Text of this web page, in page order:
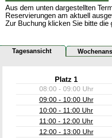
Aus dem unten dargestellten
Reservierungen am aktuell
Zur Buchung klicken Sie bitte die
Tagesansicht
Platz 1
08:00 - 09:00 Uhr
09:00 - 10:00 Uhr
10:00 - 11:00 Uhr
11:00 - 12:00 Uhr
12:00 - 13:00 Uhr